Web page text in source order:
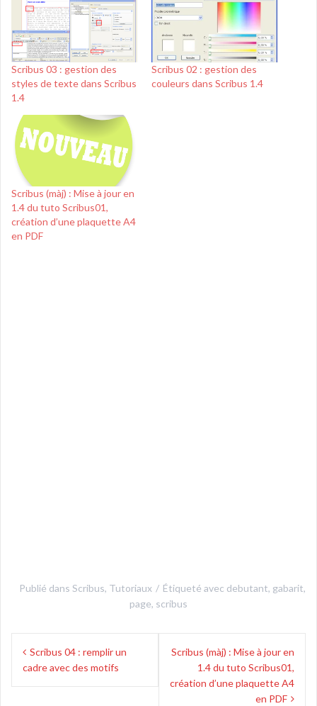
Scribus 03 : gestion des
styles de texte dans Scribus
1.4
Scribus 02 : gestion des
couleurs dans Scribus 1.4
Scribus (màj) : Mise à jour en
1.4 du tuto Scribus01,
création d’une plaquette A4
en PDF
Publié dans Scribus, Tutoriaux Étiqueté avec debutant, gabarit,
page, scribus
Navigation
deScribus 04 : remplir un
cadre avec des motifs
Scribus (màj) : Mise à jour en
1.4 du tuto Scribus01,
création d’une plaquette A4
en PDF